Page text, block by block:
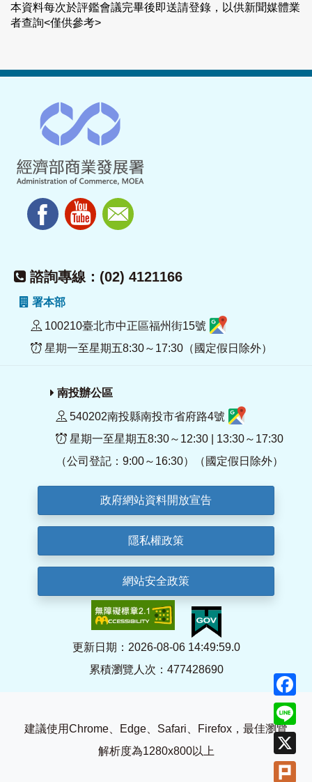
本資料每次於評鑑會議完畢後即送請登錄，以供新聞媒體業
者查詢<僅供參考>
諮詢專線：(02) 4121166
署本部
100210臺北市中正區福州街15號
星期一至星期五8:30～17:30（國定假日除外）
南投辦公區
540202南投縣南投市省府路4號
星期一至星期五8:30～12:30 | 13:30～17:30
（公司登記：9:00～16:30）（國定假日除外）
政府網站資料開放宣告
隱私權政策
網站安全政策
更新日期：2026-08-06 14:49:59.0
累積瀏覽人次：477428690
建議使用Chrome、Edge、Safari、Firefox，最佳瀏覽
解析度為1280x800以上